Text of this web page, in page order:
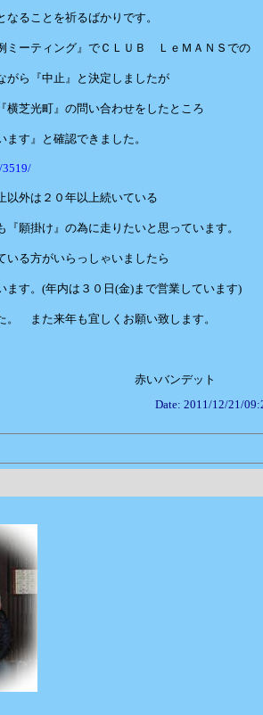
ることを祈るばかりです。
ミーティング』でＣＬＵＢ ＬｅＭＡＮＳでの
がら『中止』と決定しましたが
芝光町』の問い合わせをしたところ
ます』と確認できました。
3519/
以外は２０年以上続いている
『願掛け』の為に走りたいと思っています。
いる方がいらっしゃいましたら
す。(年内は３０日(金)まで営業しています)
。 また来年も宜しくお願い致します。
デット
Date: 2011/12/21/